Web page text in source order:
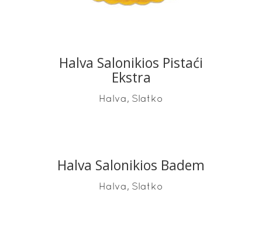
Halva Salonikios Pistaći
Ekstra
Halva, Slatko
READ MORE
Halva Salonikios Badem
Halva, Slatko